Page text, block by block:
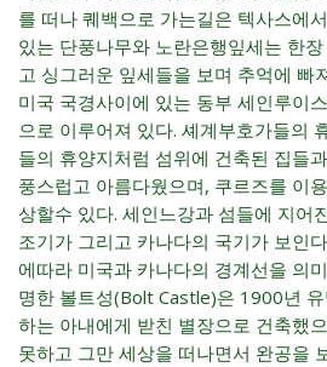
를 떠나 퀘백으로 가는길은 텍사스에
있는 단풍나무와 노란은행잎세는 한
고 싱그러운 잎세들을 보며 추억에 빠
미국 국경사이에 있는 동부 세인루이
으로 이루어져 있다. 셰계부호가들의
들의 휴양지처럼 섬위에 건축된 집들
풍스럽고 아름다웠으며, 쿠르즈를 이
상할수 있다. 세인느강과 섬들에 지어
조기가 그리고 카나다의 국기가 보인
에따라 미국과 카나다의 경계선을 의
명한 볼트성(Bolt Castle)은 1900년
하는 아내에게 받친 별장으로 건축했
못하고 그만 세상을 떠나면서 완공을